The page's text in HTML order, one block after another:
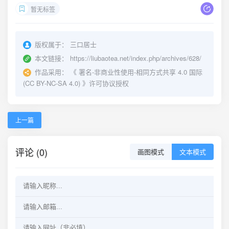
暂无标签
版权属于：
三口居士
本文链接：
https://liubaotea.net/index.php/archives/628/
作品采用：
《 署名-非商业性使用-相同方式共享 4.0 国际
(CC BY-NC-SA 4.0) 》许可协议授权
上一篇
评论 (0) 画图模式 文本模式